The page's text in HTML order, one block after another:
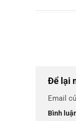
Để lại
Email
Bình